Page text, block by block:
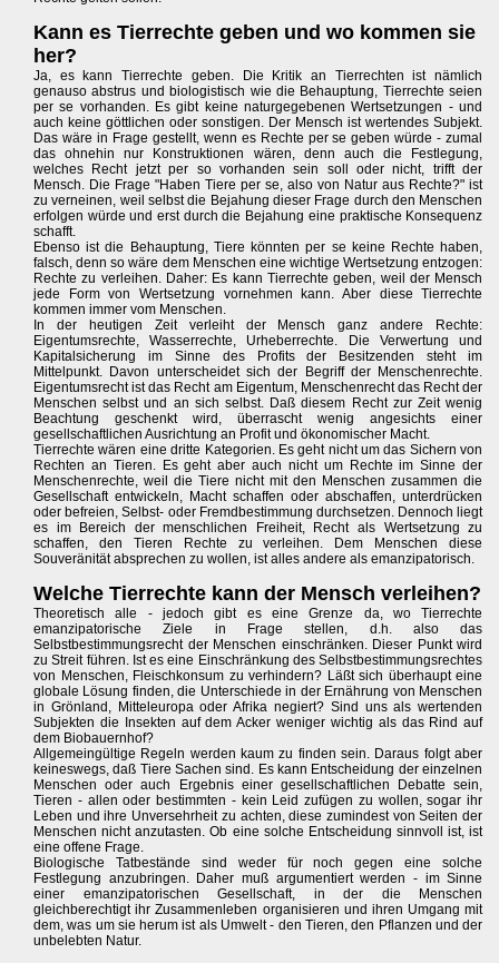
Kann es Tierrechte geben und wo kommen sie
her?
Ja, es kann Tierrechte geben. Die Kritik an Tierrechten ist nämlich
genauso abstrus und biologistisch wie die Behauptung, Tierrechte seien
per se vorhanden. Es gibt keine naturgegebenen Wertsetzungen - und
auch keine göttlichen oder sonstigen. Der Mensch ist wertendes Subjekt.
Das wäre in Frage gestellt, wenn es Rechte per se geben würde - zumal
das ohnehin nur Konstruktionen wären, denn auch die Festlegung,
welches Recht jetzt per so vorhanden sein soll oder nicht, trifft der
Mensch. Die Frage "Haben Tiere per se, also von Natur aus Rechte?" ist
zu verneinen, weil selbst die Bejahung dieser Frage durch den Menschen
erfolgen würde und erst durch die Bejahung eine praktische Konsequenz
schafft.
Ebenso ist die Behauptung, Tiere könnten per se keine Rechte haben,
falsch, denn so wäre dem Menschen eine wichtige Wertsetzung entzogen:
Rechte zu verleihen. Daher: Es kann Tierrechte geben, weil der Mensch
jede Form von Wertsetzung vornehmen kann. Aber diese Tierrechte
kommen immer vom Menschen.
In der heutigen Zeit verleiht der Mensch ganz andere Rechte:
Eigentumsrechte, Wasserrechte, Urheberrechte. Die Verwertung und
Kapitalsicherung im Sinne des Profits der Besitzenden steht im
Mittelpunkt. Davon unterscheidet sich der Begriff der Menschenrechte.
Eigentumsrecht ist das Recht am Eigentum, Menschenrecht das Recht der
Menschen selbst und an sich selbst. Daß diesem Recht zur Zeit wenig
Beachtung geschenkt wird, überrascht wenig angesichts einer
gesellschaftlichen Ausrichtung an Profit und ökonomischer Macht.
Tierrechte wären eine dritte Kategorien. Es geht nicht um das Sichern von
Rechten an Tieren. Es geht aber auch nicht um Rechte im Sinne der
Menschenrechte, weil die Tiere nicht mit den Menschen zusammen die
Gesellschaft entwickeln, Macht schaffen oder abschaffen, unterdrücken
oder befreien, Selbst- oder Fremdbestimmung durchsetzen. Dennoch liegt
es im Bereich der menschlichen Freiheit, Recht als Wertsetzung zu
schaffen, den Tieren Rechte zu verleihen. Dem Menschen diese
Souveränität absprechen zu wollen, ist alles andere als emanzipatorisch.
Welche Tierrechte kann der Mensch verleihen?
Theoretisch alle - jedoch gibt es eine Grenze da, wo Tierrechte
emanzipatorische Ziele in Frage stellen, d.h. also das
Selbstbestimmungsrecht der Menschen einschränken. Dieser Punkt wird
zu Streit führen. Ist es eine Einschränkung des Selbstbestimmungsrechtes
von Menschen, Fleischkonsum zu verhindern? Läßt sich überhaupt eine
globale Lösung finden, die Unterschiede in der Ernährung von Menschen
in Grönland, Mitteleuropa oder Afrika negiert? Sind uns als wertenden
Subjekten die Insekten auf dem Acker weniger wichtig als das Rind auf
dem Biobauernhof?
Allgemeingültige Regeln werden kaum zu finden sein. Daraus folgt aber
keineswegs, daß Tiere Sachen sind. Es kann Entscheidung der einzelnen
Menschen oder auch Ergebnis einer gesellschaftlichen Debatte sein,
Tieren - allen oder bestimmten - kein Leid zufügen zu wollen, sogar ihr
Leben und ihre Unversehrheit zu achten, diese zumindest von Seiten der
Menschen nicht anzutasten. Ob eine solche Entscheidung sinnvoll ist, ist
eine offene Frage.
Biologische Tatbestände sind weder für noch gegen eine solche
Festlegung anzubringen. Daher muß argumentiert werden - im Sinne
einer emanzipatorischen Gesellschaft, in der die Menschen
gleichberechtigt ihr Zusammenleben organisieren und ihren Umgang mit
dem, was um sie herum ist als Umwelt - den Tieren, den Pflanzen und der
unbelebten Natur.